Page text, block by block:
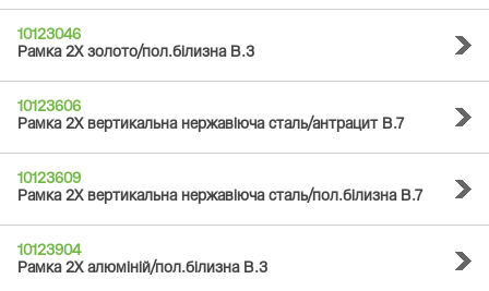
10123046
Рамка 2Х золото/пол.білизна B.3
10123606
Рамка 2Х вертикальна нержавіюча сталь/антрацит B.7
10123609
Рамка 2Х вертикальна нержавіюча сталь/пол.білизна B.7
10123904
Рамка 2Х алюміній/пол.білизна B.3